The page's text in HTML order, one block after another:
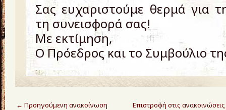
Σας ευχαριστούμε θερμά για
τη συνεισφορά σας!
Με εκτίμηση,
Ο Πρόεδρος και το Συμβούλιο
← Προηγούμενη ανακοίνωση Επιστροφή στις ανακοινώσεις